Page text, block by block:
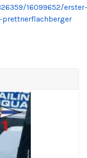
16099652/erster-